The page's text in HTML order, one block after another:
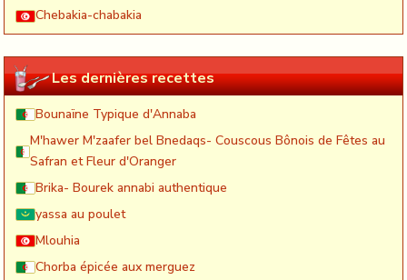
Chebakia-chabakia
Les dernières recettes
Bounaïne Typique d'Annaba
M'hawer M'zaafer bel Bnedaqs- Couscous Bônois de Fêtes au
Safran et Fleur d'Oranger
Brika- Bourek annabi authentique
yassa au poulet
Mlouhia
Chorba épicée aux merguez